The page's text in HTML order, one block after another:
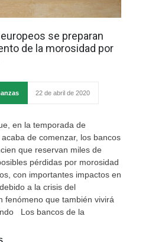
se preparan
de la morosidad por
22 de abril de 2020
en la temporada de
de comenzar, los bancos
que reservan miles de
pérdidas por morosidad
con importantes impactos en
a la crisis del
fenómeno que también vivirá
Los bancos de la